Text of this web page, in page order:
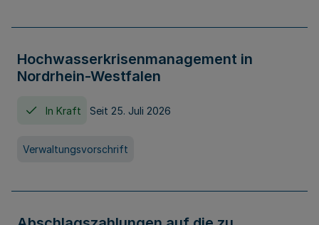
Hochwasserkrisenmanagement in
Nordrhein-Westfalen
In Kraft Seit 25. Juli 2026
Verwaltungsvorschrift